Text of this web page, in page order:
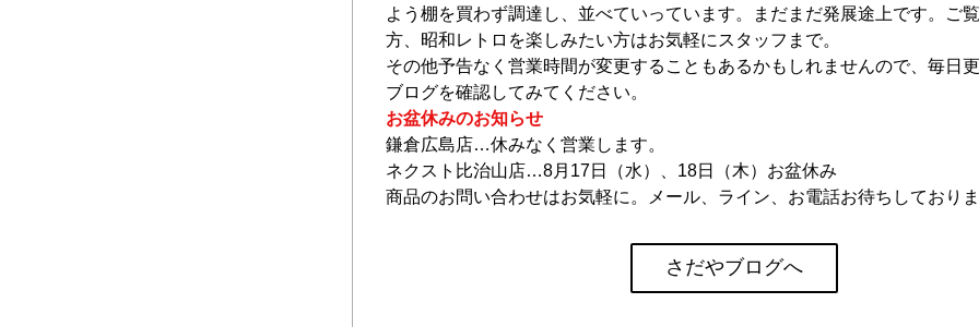
よう棚を買わず調達し、並べていっています。まだまだ発展途上です。ご
方、昭和レトロを楽しみたい方はお気軽にスタッフまで。
その他予告なく営業時間が変更することもあるかもしれませんので、毎日
ブログを確認してみてください。
お盆休みのお知らせ
鎌倉広島店…休みなく営業します。
ネクスト比治山店…8月17日（水）、18日（木）お盆休み
商品のお問い合わせはお気軽に。メール、ライン、お電話お待ちしており
さだやブログへ